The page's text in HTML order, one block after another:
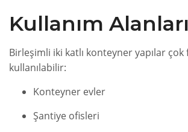
Kullanım Alanları
Birleşimli iki katlı konteyner yapılar çok
kullanılabilir:
Konteyner evler
Şantiye ofisleri